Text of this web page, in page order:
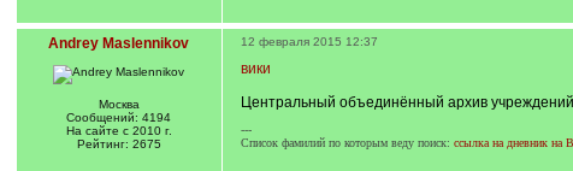
Andrey Maslennikov
Москва
Сообщений: 4194
На сайте с 2010 г.
Рейтинг: 2675
12 февраля 2015 12:37
вики
Центральный объединённый архив
---
Список фамилий по которым веду поиск: ссылка на дневник на